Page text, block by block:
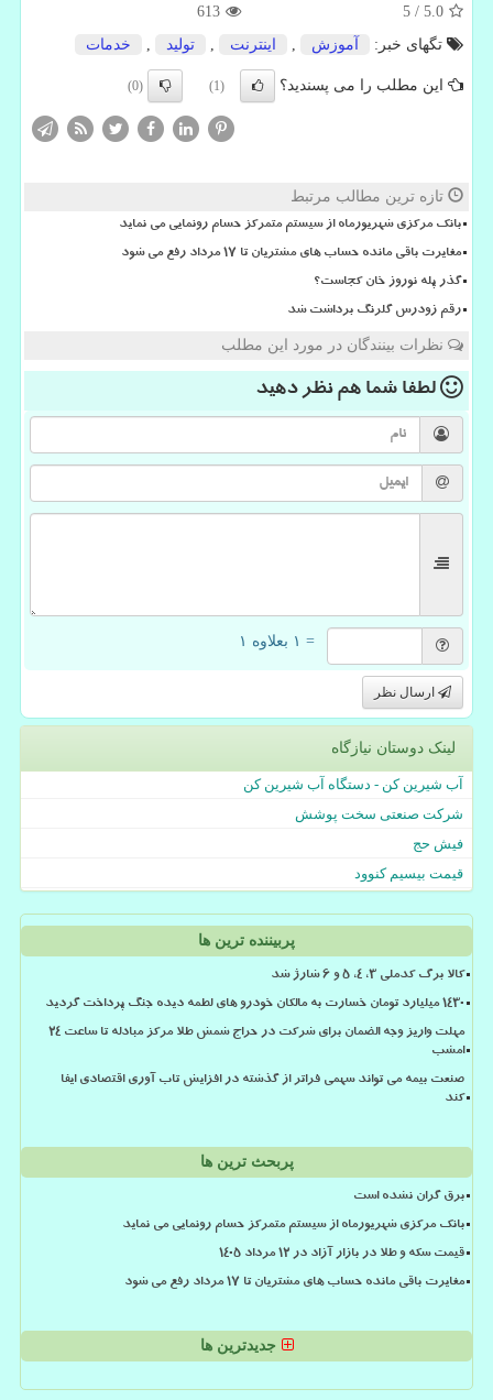
5.0
/
5
613
تگهای خبر:
آموزش اینترنت تولید خدمات
این مطلب را می پسندید؟ (1)
(0)
تازه ترین مطالب مرتبط
بانک مرکزی شهریورماه از سیستم متمرکز حسام رونمایی می نماید
مغایرت باقی مانده حساب های مشتریان تا 17 مرداد رفع می شود
گذر پله نوروز خان کجاست؟
رقم زودرس گلرنگ برداشت شد
نظرات بینندگان در مورد این مطلب
لطفا شما همنظر دهید
= ۱ بعلاوه ۱
ارسال نظر
لینک دوستان نیازگاه
آب شیرین کن - دستگاه آب شیرین کن
شرکت صنعتی سخت پوشش
فیش حج
قیمت بیسیم کنوود
پربیننده ترین ها
کالا برگ کدملی 3، 4، 5 و 6 شارژ شد
۱۴۳۰ میلیارد تومان خسارت به مالکان خودرو های لطمه دیده جنگ پرداخت گردید
مهلت واریز وجه الضمان برای شرکت در حراج شمش طلا مرکز مبادله تا ساعت ۲۴
امشب
صنعت بیمه می تواند سهمی فراتر از گذشته در افزایش تاب آوری اقتصادی ایفا
کند
پربحث ترین ها
برق گران نشده است
بانک مرکزی شهریورماه از سیستم متمرکز حسام رونمایی می نماید
قیمت سکه و طلا در بازار آزاد در ۱۲ مرداد ۱۴۰۵
مغایرت باقی مانده حساب های مشتریان تا 17 مرداد رفع می شود
جدیدترین ها